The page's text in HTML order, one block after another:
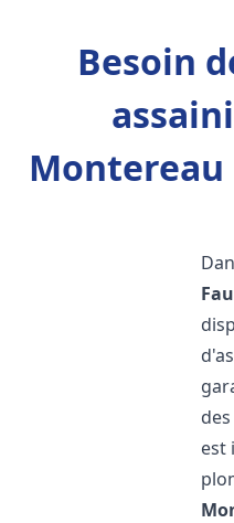
Besoin
Montereau
est